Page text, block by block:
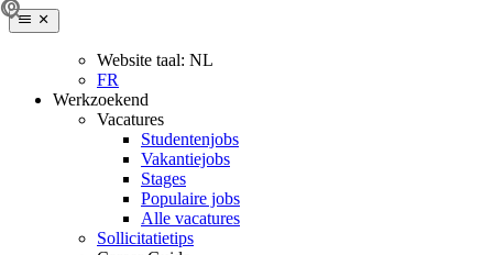
Website taal: NL
FR
Werkzoekend
Vacatures
Studentenjobs
Vakantiejobs
Stages
Populaire jobs
Alle vacatures
Sollicitatietips